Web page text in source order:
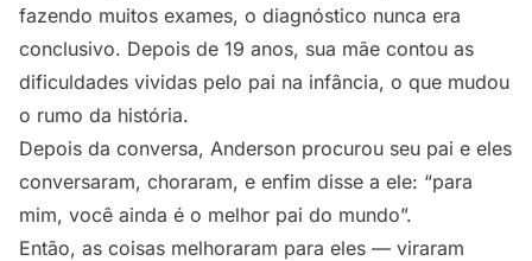
fazendo muitos exames, o diagnóstico nunca era
conclusivo. Depois de 19 anos, sua mãe contou as
dificuldades vividas pelo pai na infância, o que mudou
o rumo da história.
Depois da conversa, Anderson procurou seu pai e eles
conversaram, choraram, e enfim disse a ele: “para
mim, você ainda é o melhor pai do mundo”.
Então, as coisas melhoraram para eles — viraram